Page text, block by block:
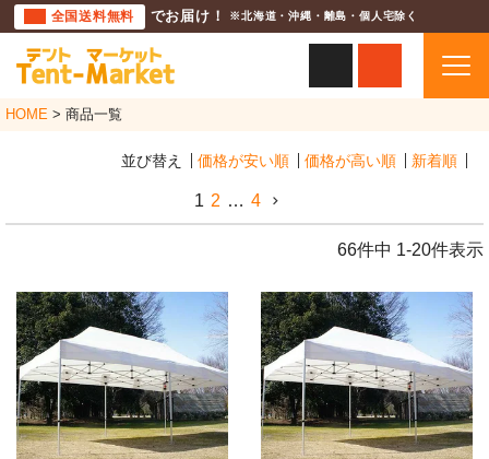
全国送料無料 でお届け！ ※北海道・沖縄・離島・個人宅除く
HOME 商品一覧
並び替え 価格が安い順 価格が高い順 新着順
66件中 1-20件表示
1 2 … 4